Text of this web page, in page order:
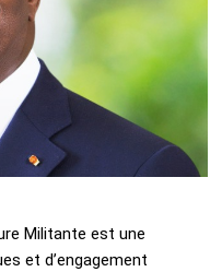
Militante est une
et d’engagement